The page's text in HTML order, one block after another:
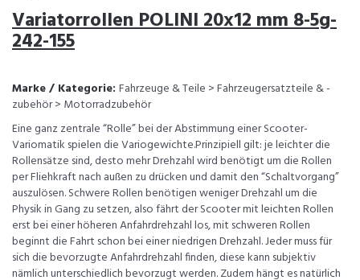
Variatorrollen POLINI 20x12 mm 8-5g-
242-155
Marke / Kategorie: Fahrzeuge & Teile > Fahrzeugersatzteile & -
zubehör > Motorradzubehör
Eine ganz zentrale “Rolle” bei der Abstimmung einer Scooter-
Variomatik spielen die Variogewichte.Prinzipiell gilt: je leichter die
Rollensätze sind, desto mehr Drehzahl wird benötigt um die Rollen
per Fliehkraft nach außen zu drücken und damit den “Schaltvorgang”
auszulösen. Schwere Rollen benötigen weniger Drehzahl um die
Physik in Gang zu setzen, also fährt der Scooter mit leichten Rollen
erst bei einer höheren Anfahrdrehzahl los, mit schweren Rollen
beginnt die Fahrt schon bei einer niedrigen Drehzahl. Jeder muss für
sich die bevorzugte Anfahrdrehzahl finden, diese kann subjektiv
nämlich unterschiedlich bevorzugt werden. Zudem hängt es natürlich